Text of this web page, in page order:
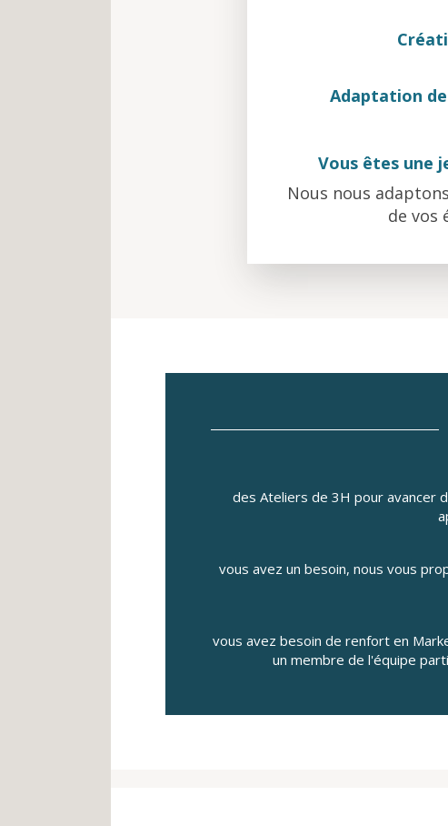
Adaptation
Vous êtes une
Nous nous
de vos
des Ateliers de 3H pour avancer
vous avez un besoin, nous vous
vous avez besoin de renfort en
un membre de l'équipe